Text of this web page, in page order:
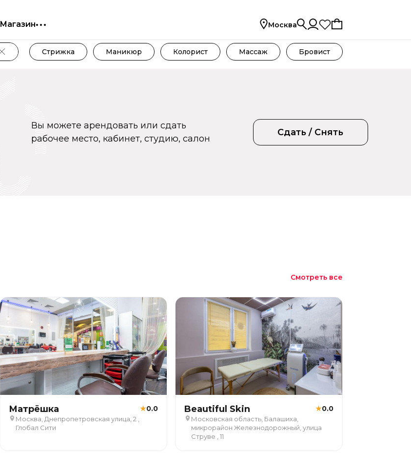
Магазин Москва
Стрижка Маникюр Колорист Массаж Бровист
Вы можете арендовать или сдать
рабочее место, кабинет, студию, салон
Сдать / Снять
Смотреть все
Матрёшка ★0.0
Москва, Днепропетровская улица, 2 ,
Глобал Сити
Beautiful Skin ★0.0
Московская область, Балашиха,
микрорайон Железнодорожный, улица
Струве , 11